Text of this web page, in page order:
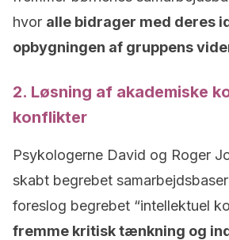
hvor alle bidrager med deres
opbygningen af gruppens
2. Løsning af akademiske
konflikter
Psykologerne David og Roger
skabt begrebet
foreslog begrebet “intellektuel
fremme kritisk tænkning og